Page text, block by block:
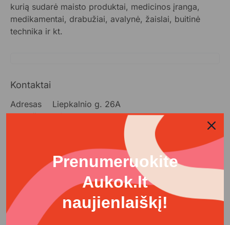
kurią sudarė maisto produktai, medicinos įranga,
medikamentai, drabužiai, avalynė, žaislai, buitinė
technika ir kt.
Aukok.lt-ataskaita_PADEKIME-PAMAITINTI-SKURSTANCIUS_1602.pdf
Padekime_pamaitinti_skurstancius_-_Projekto_ataskaita.pdf
Labdaros_valgyklele_Galutine_ataskaita.pdf
Kontaktai
Adresas
Liepkalnio g. 26A
El. paštas info@viltiescentras.lt
Prenumeruokite
Aukok.lt
naujienlaiškį!